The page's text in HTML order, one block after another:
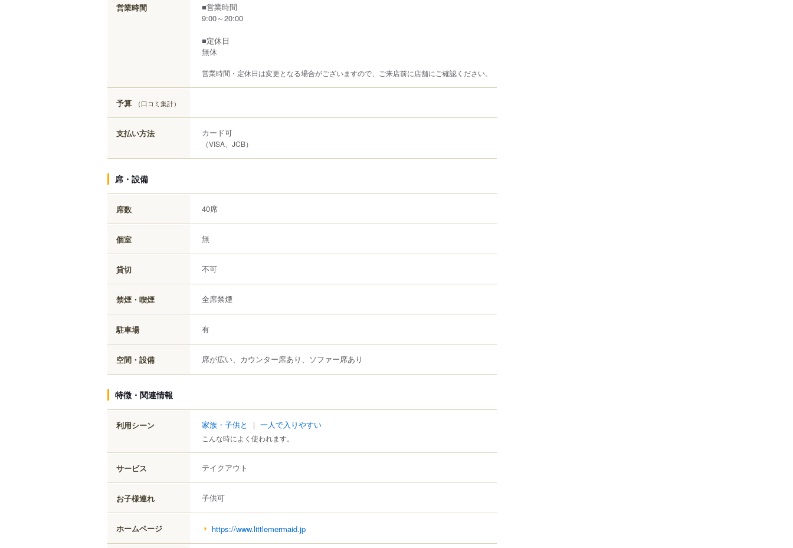
営業時間
■営業時間
9:00～20:00
■定休日
無休
営業時間・定休日は変更となる場合がございますので、ご来店前に店舗にご確認ください。
予算 （口コミ集計）
支払い方法 カード可
（VISA、JCB）
席・設備
席数 40席
個室 無
貸切 不可
禁煙・喫煙 全席禁煙
駐車場 有
空間・設備 席が広い、カウンター席あり、ソファー席あり
特徴・関連情報
利用シーン 家族・子供と ｜ 一人で入りやすい
こんな時によく使われます。
サービス テイクアウト
お子様連れ 子供可
ホームページ https://www.littlemermaid.jp